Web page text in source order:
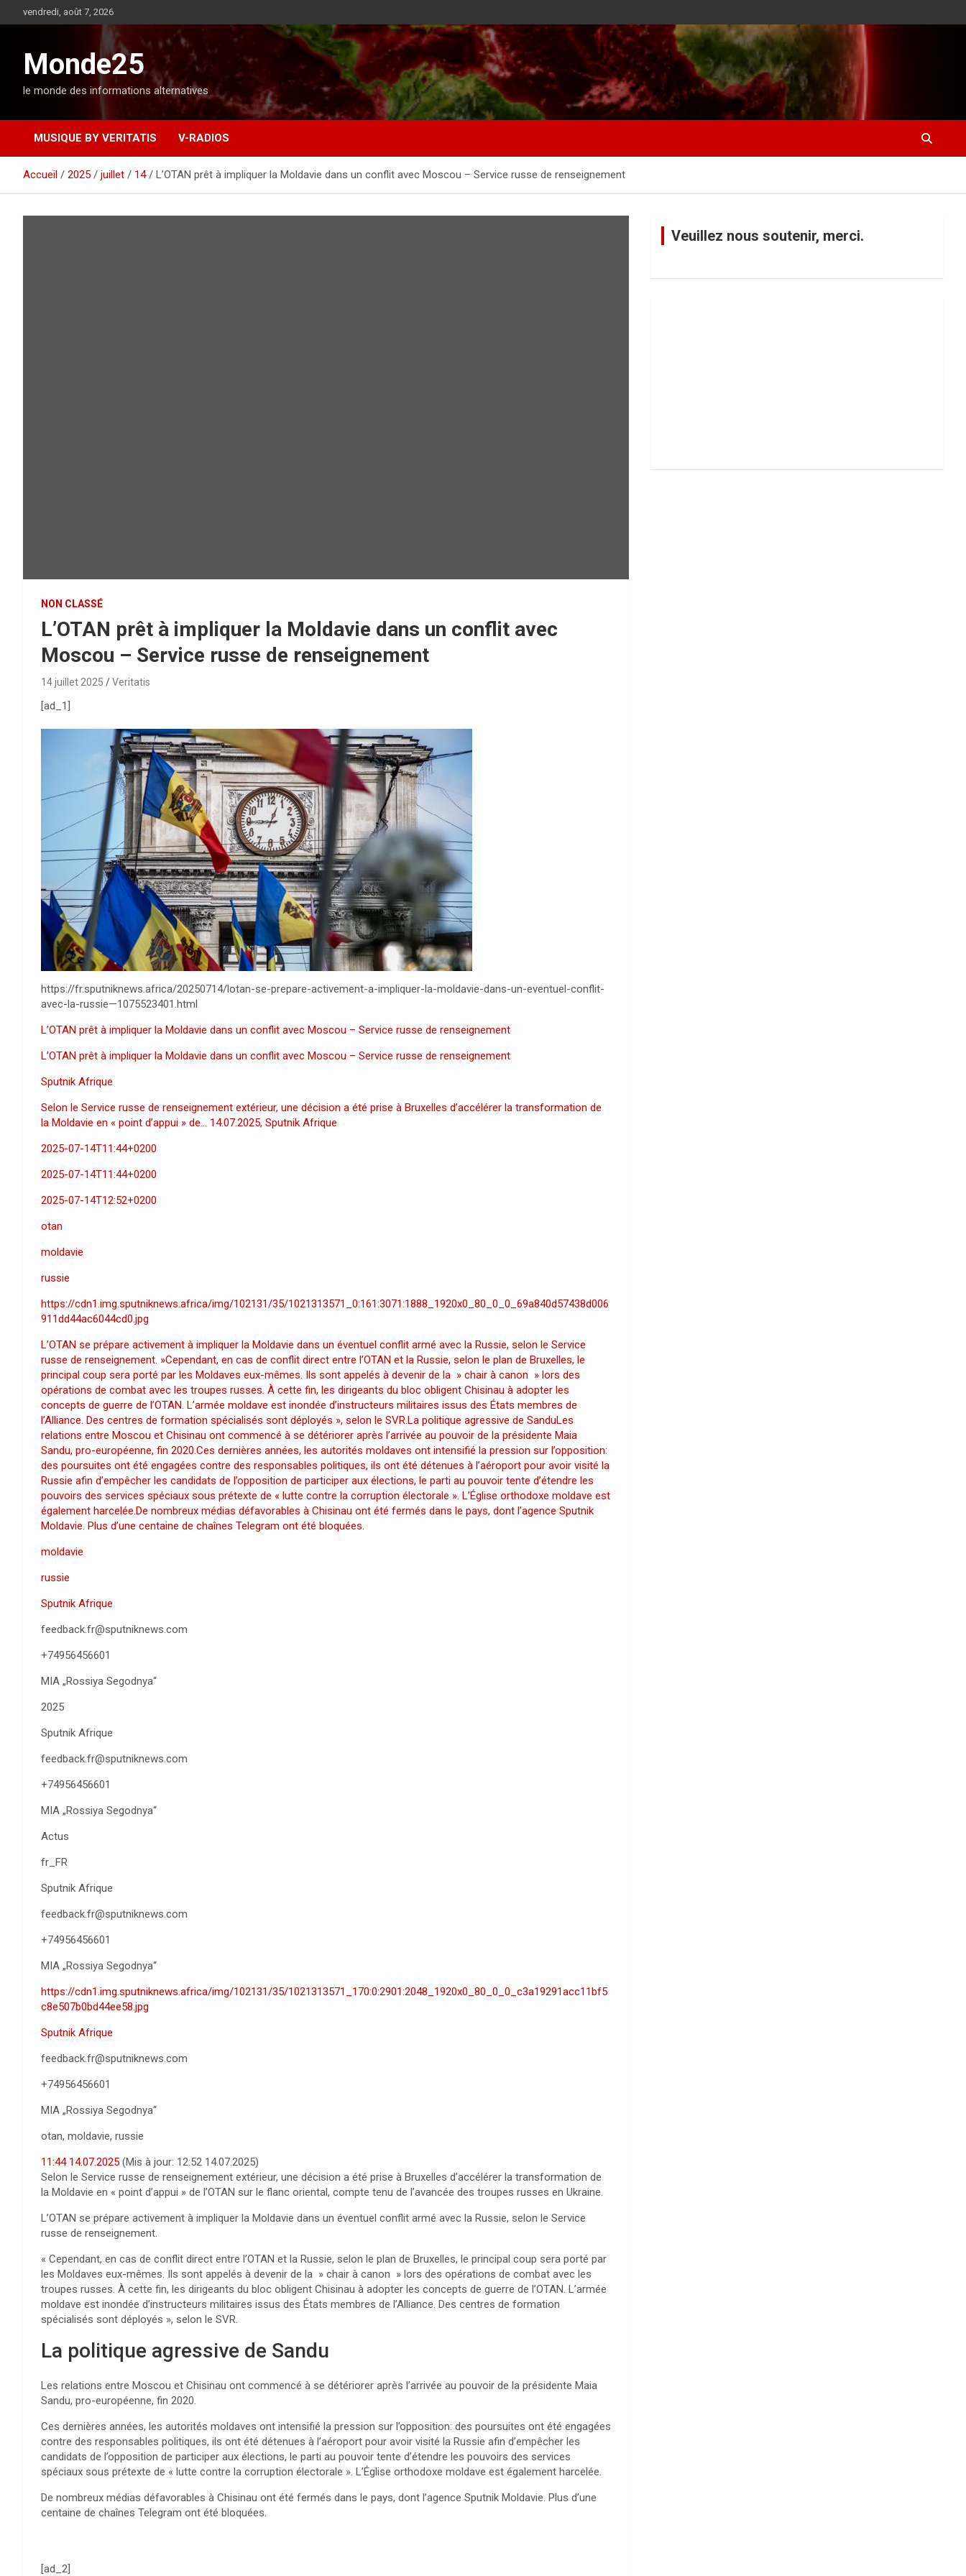
l
t
vendredi, août 7, 2026
Monde25
le monde des informations alternatives
MUSIQUE BY VERITATIS V-RADIOS
Accueil 2025 juillet 14 L’OTAN prêt à impliquer la Moldavie dans un conflit avec Moscou – Service russe de renseignement
NON CLASSÉ
L’OTAN prêt à impliquer la Moldavie dans un conflit avec
Moscou – Service russe de renseignement
14 juillet 2025 Veritatis
[ad_1]
https://fr.sputniknews.africa/20250714/lotan-se-prepare-activement-a-impliquer-la-moldavie-dans-un-eventuel-conflit-
avec-la-russie—1075523401.html
L’OTAN prêt à impliquer la Moldavie dans un conflit avec Moscou – Service russe de renseignement
L’OTAN prêt à impliquer la Moldavie dans un conflit avec Moscou – Service russe de renseignement
Sputnik Afrique
Selon le Service russe de renseignement extérieur, une décision a été prise à Bruxelles d’accélérer la transformation de
la Moldavie en « point d’appui » de… 14.07.2025, Sputnik Afrique
2025-07-14T11:44+0200
2025-07-14T11:44+0200
2025-07-14T12:52+0200
otan
moldavie
russie
https://cdn1.img.sputniknews.africa/img/102131/35/1021313571_0:161:3071:1888_1920x0_80_0_0_69a840d57438d006
911dd44ac6044cd0.jpg
L’OTAN se prépare activement à impliquer la Moldavie dans un éventuel conflit armé avec la Russie, selon le Service
russe de renseignement. »Cependant, en cas de conflit direct entre l’OTAN et la Russie, selon le plan de Bruxelles, le
principal coup sera porté par les Moldaves eux-mêmes. Ils sont appelés à devenir de la » chair à canon » lors des
opérations de combat avec les troupes russes. À cette fin, les dirigeants du bloc obligent Chisinau à adopter les
concepts de guerre de l’OTAN. L’armée moldave est inondée d’instructeurs militaires issus des États membres de
l’Alliance. Des centres de formation spécialisés sont déployés », selon le SVR.La politique agressive de SanduLes
relations entre Moscou et Chisinau ont commencé à se détériorer après l’arrivée au pouvoir de la présidente Maia
Sandu, pro-européenne, fin 2020.Ces dernières années, les autorités moldaves ont intensifié la pression sur l’opposition:
des poursuites ont été engagées contre des responsables politiques, ils ont été détenues à l’aéroport pour avoir visité la
Russie afin d’empêcher les candidats de l’opposition de participer aux élections, le parti au pouvoir tente d’étendre les
pouvoirs des services spéciaux sous prétexte de « lutte contre la corruption électorale ». L’Église orthodoxe moldave est
également harcelée.De nombreux médias défavorables à Chisinau ont été fermés dans le pays, dont l’agence Sputnik
Moldavie. Plus d’une centaine de chaînes Telegram ont été bloquées.
moldavie
russie
Sputnik Afrique
feedback.fr@sputniknews.com
+74956456601
MIA „Rossiya Segodnya“
2025
Sputnik Afrique
feedback.fr@sputniknews.com
+74956456601
MIA „Rossiya Segodnya“
Actus
fr_FR
Sputnik Afrique
feedback.fr@sputniknews.com
+74956456601
MIA „Rossiya Segodnya“
https://cdn1.img.sputniknews.africa/img/102131/35/1021313571_170:0:2901:2048_1920x0_80_0_0_c3a19291acc11bf5
c8e507b0bd44ee58.jpg
Sputnik Afrique
feedback.fr@sputniknews.com
+74956456601
MIA „Rossiya Segodnya“
otan, moldavie, russie
11:44 14.07.2025 (Mis à jour: 12:52 14.07.2025)
Selon le Service russe de renseignement extérieur, une décision a été prise à Bruxelles d’accélérer la transformation de
la Moldavie en « point d’appui » de l’OTAN sur le flanc oriental, compte tenu de l’avancée des troupes russes en Ukraine.
L’OTAN se prépare activement à impliquer la Moldavie dans un éventuel conflit armé avec la Russie, selon le Service
russe de renseignement.
« Cependant, en cas de conflit direct entre l’OTAN et la Russie, selon le plan de Bruxelles, le principal coup sera porté par
les Moldaves eux-mêmes. Ils sont appelés à devenir de la » chair à canon » lors des opérations de combat avec les
troupes russes. À cette fin, les dirigeants du bloc obligent Chisinau à adopter les concepts de guerre de l’OTAN. L’armée
moldave est inondée d’instructeurs militaires issus des États membres de l’Alliance. Des centres de formation
spécialisés sont déployés », selon le SVR.
La politique agressive de Sandu
Les relations entre Moscou et Chisinau ont commencé à se détériorer après l’arrivée au pouvoir de la présidente Maia
Sandu, pro-européenne, fin 2020.
Ces dernières années, les autorités moldaves ont intensifié la pression sur l’opposition: des poursuites ont été engagées
contre des responsables politiques, ils ont été détenues à l’aéroport pour avoir visité la Russie afin d’empêcher les
candidats de l’opposition de participer aux élections, le parti au pouvoir tente d’étendre les pouvoirs des services
spéciaux sous prétexte de « lutte contre la corruption électorale ». L’Église orthodoxe moldave est également harcelée.
De nombreux médias défavorables à Chisinau ont été fermés dans le pays, dont l’agence Sputnik Moldavie. Plus d’une
centaine de chaînes Telegram ont été bloquées.
[ad_2]
Veuillez nous soutenir, merci.